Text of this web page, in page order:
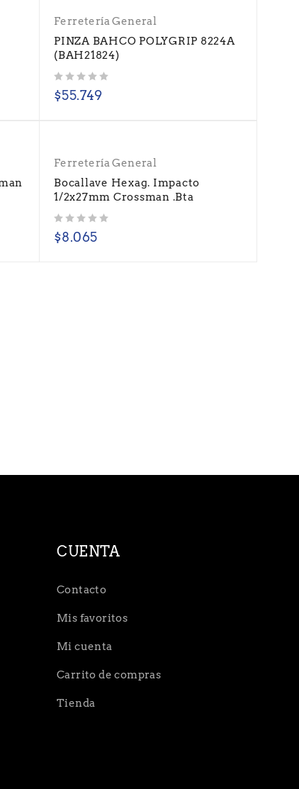
Ferretería General
PINZA BAHCO POLYGRIP 8224A
(BAH21824)
$55.749
Ferretería General
Bocallave Hexag. Impacto
1/2x27mm Crossman .Bta
$8.065
CUENTA
Contacto
Mis favoritos
Mi cuenta
Carrito de compras
Tienda